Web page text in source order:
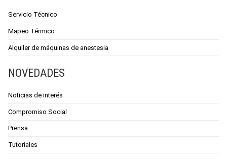
Servicio Técnico
Mapeo Térmico
Alquiler de máquinas de anestesia
NOVEDADES
Noticias de interés
Compromiso Social
Prensa
Tutoriales